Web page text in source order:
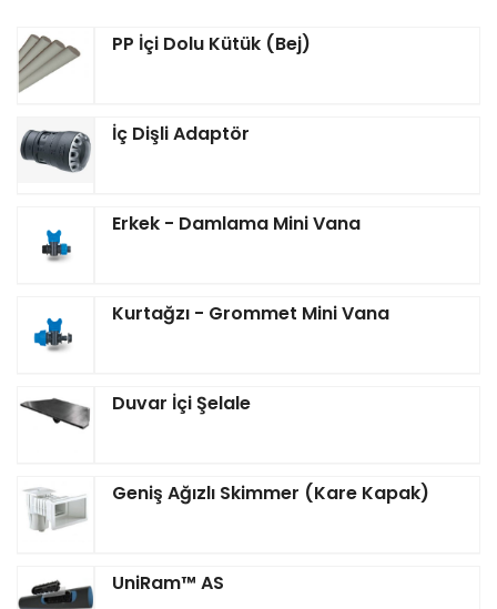
PP İçi Dolu Kütük (Bej)
İç Dişli Adaptör
Erkek - Damlama Mini Vana
Kurtağzı - Grommet Mini Vana
Duvar İçi Şelale
Geniş Ağızlı Skimmer (Kare Kapak)
UniRam™ AS